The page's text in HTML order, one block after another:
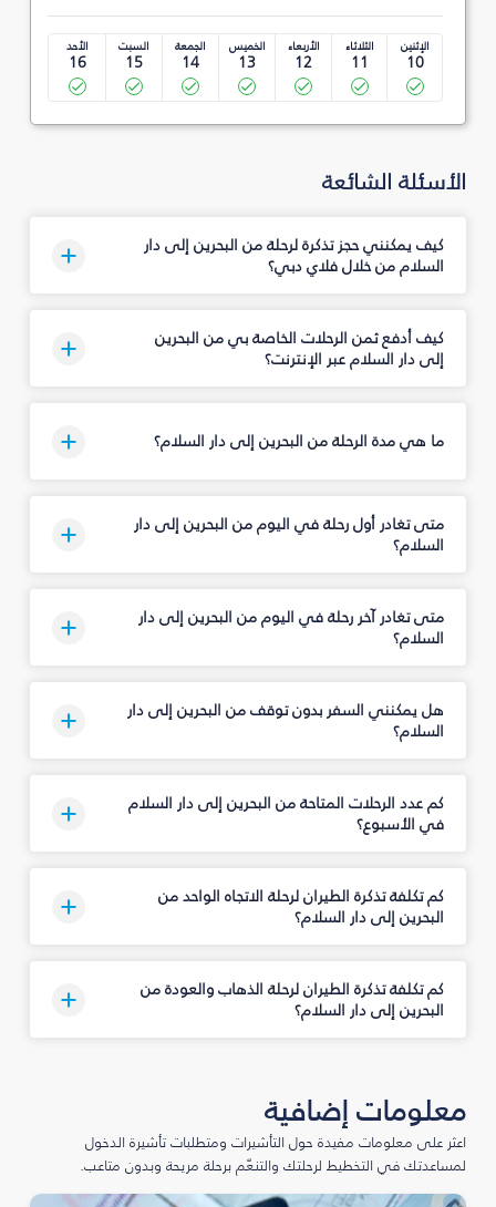
الإثنين
10
الثلاثاء
11
الأربعاء
12
الخميس
13
الجمعة
14
السبت
15
الأحد
16
الأسئلة الشائعة
كيف يمكنني حجز تذكرة لرحلة من البحرين إلى دار
السلام من خلال فلاي دبي؟
كيف أدفع ثمن الرحلات الخاصة بي من البحرين
إلى دار السلام عبر الإنترنت؟
ما هي مدة الرحلة من البحرين إلى دار السلام؟
متى تغادر أول رحلة في اليوم من البحرين إلى دار
السلام؟
متى تغادر آخر رحلة في اليوم من البحرين إلى دار
السلام؟
هل يمكنني السفر بدون توقف من البحرين إلى دار
السلام؟
كم عدد الرحلات المتاحة من البحرين إلى دار السلام
في الأسبوع؟
كم تكلفة تذكرة الطيران لرحلة الاتجاه الواحد من
البحرين إلى دار السلام؟
كم تكلفة تذكرة الطيران لرحلة الذهاب والعودة من
البحرين إلى دار السلام؟
معلومات إضافية
اعثر على معلومات مفيدة حول التأشيرات ومتطلبات تأشيرة الدخول
لمساعدتك في التخطيط لرحلتك والتنعّم برحلة مريحة وبدون متاعب.